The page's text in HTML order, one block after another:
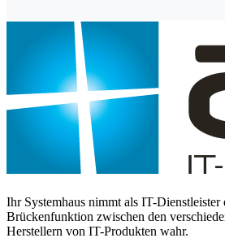
Ihr Systemhaus nimmt als IT-Dienstleister
Brückenfunktion zwischen den
Herstellern von IT-Produkten wahr.